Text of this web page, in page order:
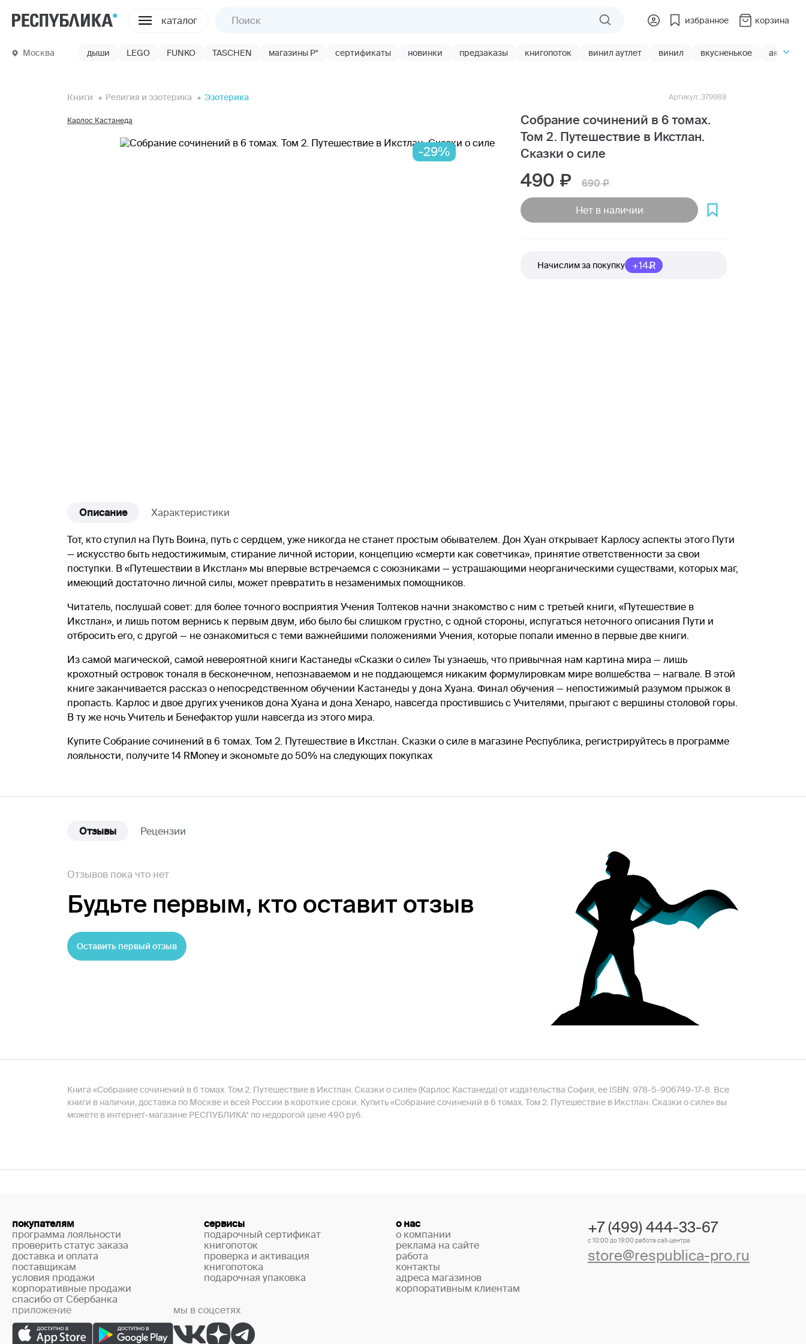
каталог избранное корзина
Москва дыши LEGO FUNKO TASCHEN магазины Р* сертификаты новинки предзаказы книгопоток винил аутлет винил вкусненькое акции
Книги Религия и эзотерика Эзотерика
-29%
Карлос Кастанеда
Собрание сочинений в 6 томах.
Том 2. Путешествие в Икстлан.
Сказки о силе
Артикул: 379988
490 690
Нет в наличии
Начислим за покупку +14
Описание Характеристики
Тот, кто ступил на Путь Воина, путь с сердцем, уже никогда не станет простым обывателем. Дон Хуан открывает Карлосу аспекты этого Пути
— искусство быть недостижимым, стирание личной истории, концепцию «смерти как советчика», принятие ответственности за свои
поступки. В «Путешествии в Икстлан» мы впервые встречаемся с союзниками — устрашающими неорганическими существами, которых маг,
имеющий достаточно личной силы, может превратить в незаменимых помощников.
Читатель, послушай совет: для более точного восприятия Учения Толтеков начни знакомство с ним с третьей книги, «Путешествие в
Икстлан», и лишь потом вернись к первым двум, ибо было бы слишком грустно, с одной стороны, испугаться неточного описания Пути и
отбросить его, с другой — не ознакомиться с теми важнейшими положениями Учения, которые попали именно в первые две книги.
Из самой магической, самой невероятной книги Кастанеды «Сказки о силе» Ты узнаешь, что привычная нам картина мира — лишь
крохотный островок тоналя в бесконечном, непознаваемом и не поддающемся никаким формулировкам мире волшебства — нагвале. В этой
книге заканчивается рассказ о непосредственном обучении Кастанеды у дона Хуана. Финал обучения — непостижимый разумом прыжок в
пропасть. Карлос и двое других учеников дона Хуана и дона Хенаро, навсегда простившись с Учителями, прыгают с вершины столовой горы.
В ту же ночь Учитель и Бенефактор ушли навсегда из этого мира.
Купите Собрание сочинений в 6 томах. Том 2. Путешествие в Икстлан. Сказки о силе в магазине Республика, регистрируйтесь в программе
лояльности, получите 14 RMoney и экономьте до 50% на следующих покупках
Отзывы Рецензии
Отзывов пока что нет
Будьте первым, кто оставит отзыв
Оставить первый отзыв
Книга «Собрание сочинений в 6 томах. Том 2. Путешествие в Икстлан. Сказки о силе» (Карлос Кастанеда) от издательства София, ее ISBN: 978-5-906749-17-8. Все
книги в наличии, доставка по Москве и всей России в короткие сроки. Купить «Собрание сочинений в 6 томах. Том 2. Путешествие в Икстлан. Сказки о силе» вы
можете в интернет-магазине РЕСПУБЛИКА* по недорогой цене 490 руб.
покупателям
программа лояльности
проверить статус заказа
доставка и оплата
поставщикам
условия продажи
корпоративные продажи
спасибо от Сбербанка
сервисы
подарочный сертификат
книгопоток
проверка и активация
книгопотока
подарочная упаковка
о нас
о компании
реклама на сайте
работа
контакты
адреса магазинов
корпоративным клиентам
+7 (499) 444-33-67
с 10:00 до 19:00 работа call-центра
store@respublica-pro.ru
приложение мы в соцсетях